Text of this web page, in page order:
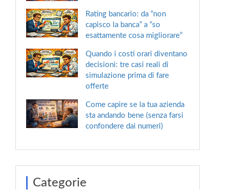
Rating bancario: da “non
capisco la banca” a “so
esattamente cosa migliorare”
Quando i costi orari diventano
decisioni: tre casi reali di
simulazione prima di fare
offerte
Come capire se la tua azienda
sta andando bene (senza farsi
confondere dai numeri)
Categorie